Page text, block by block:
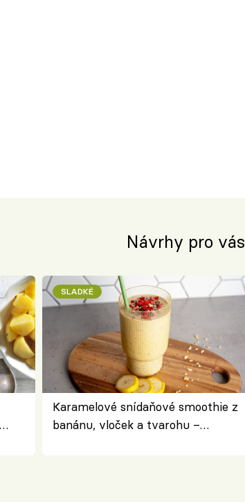
Návrhy pro vás
SLADKÉ
Karamelové snídaňové smoothie z
banánu, vloček a tvarohu –